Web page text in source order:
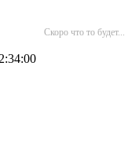
Скоро что то будет...